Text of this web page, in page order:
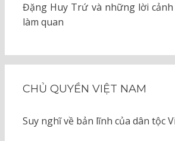
Đặng Huy Trứ và những lời
làm quan
CHỦ QUYỀN VIỆT NAM
Suy nghĩ về bản lĩnh của dân tộc